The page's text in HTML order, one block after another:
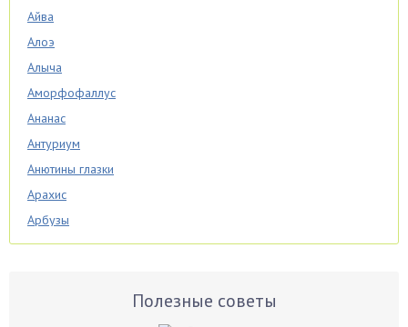
Айва
Алоэ
Алыча
Аморфофаллус
Ананас
Антуриум
Анютины глазки
Арахис
Арбузы
Аспарагус
Полезные советы